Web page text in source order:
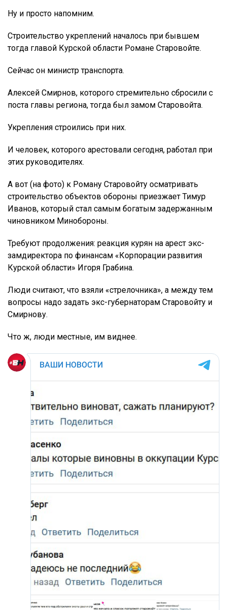
Ну и просто напомним.
Строительство укреплений началось при бывшем
тогда главой Курской области Романе Старовойте.
Сейчас он министр транспорта.
Алексей Смирнов, которого стремительно сбросили с
поста главы региона, тогда был замом Старовойта.
Укрепления строились при них.
И человек, которого арестовали сегодня, работал при
этих руководителях.
А вот (на фото) к Роману Старовойту осматривать
строительство объектов обороны приезжает Тимур
Иванов, который стал самым богатым задержанным
чиновником Минобороны.
Требуют продолжения: реакция курян на арест экс-
замдиректора по финансам «Корпорации развития
Курской области» Игоря Грабина.
Люди считают, что взяли «стрелочника», а между тем
вопросы надо задать экс-губернаторам Старовойту и
Смирнову.
Что ж, люди местные, им виднее.